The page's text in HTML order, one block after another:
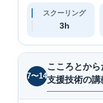
スクーリング
3h
7〜14
こころとか
支援技術の講